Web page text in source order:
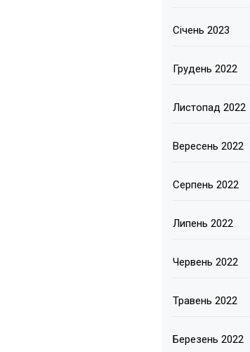
Січень 2023
Грудень 2022
Листопад 2022
Вересень 2022
Серпень 2022
Липень 2022
Червень 2022
Травень 2022
Березень 2022